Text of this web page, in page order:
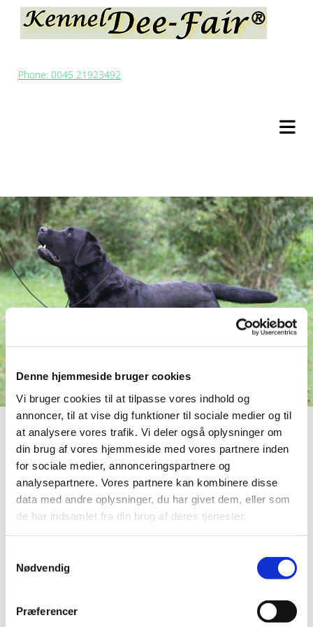
Denne hjemmeside bruger cookies
Vi bruger cookies til at tilpasse vores indhold og
annoncer, til at vise dig funktioner til sociale medier og til
at analysere vores trafik. Vi deler også oplysninger om
din brug af vores hjemmeside med vores partnere inden
for sociale medier, annonceringspartnere og
analysepartnere. Vores partnere kan kombinere disse
data med andre oplysninger, du har givet dem, eller som
de har indsamlet fra din brug af deres tjenester.
Nødvendig
Præferencer
Phone: 0045 21923492
Labradors since 1977